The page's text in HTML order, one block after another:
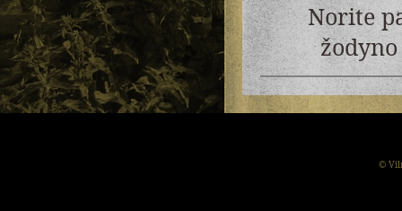
Norite
©